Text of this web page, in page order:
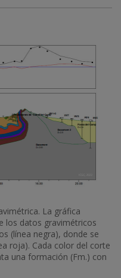
La gráfica
los datos gravimétricos
(línea negra), donde se
roja). Cada color del corte
una formación (Fm.) con